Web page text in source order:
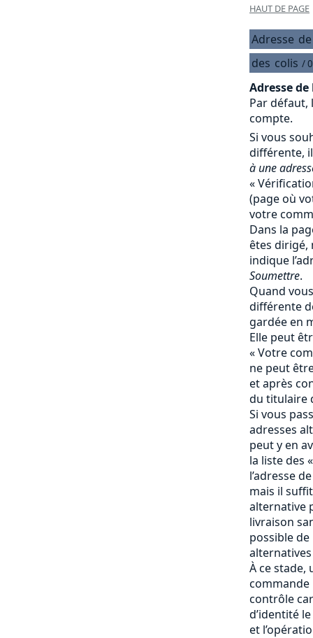
HAUT DE PAGE
Adresse de
des colis /
Adresse
Par défaut,
compte.
Si vous
différente,
à une
«
(page où
votre
Dans la
êtes dirigé,
indique
Soumettre.
Quand
différente
gardée en
Elle peut
« Votre
ne peut
et après
du titulaire
Si vous
adresses
peut y en
la liste des
l’adresse
mais il
alternative
livraison
possible
À ce stade,
commande
contrôle
d’identité
et